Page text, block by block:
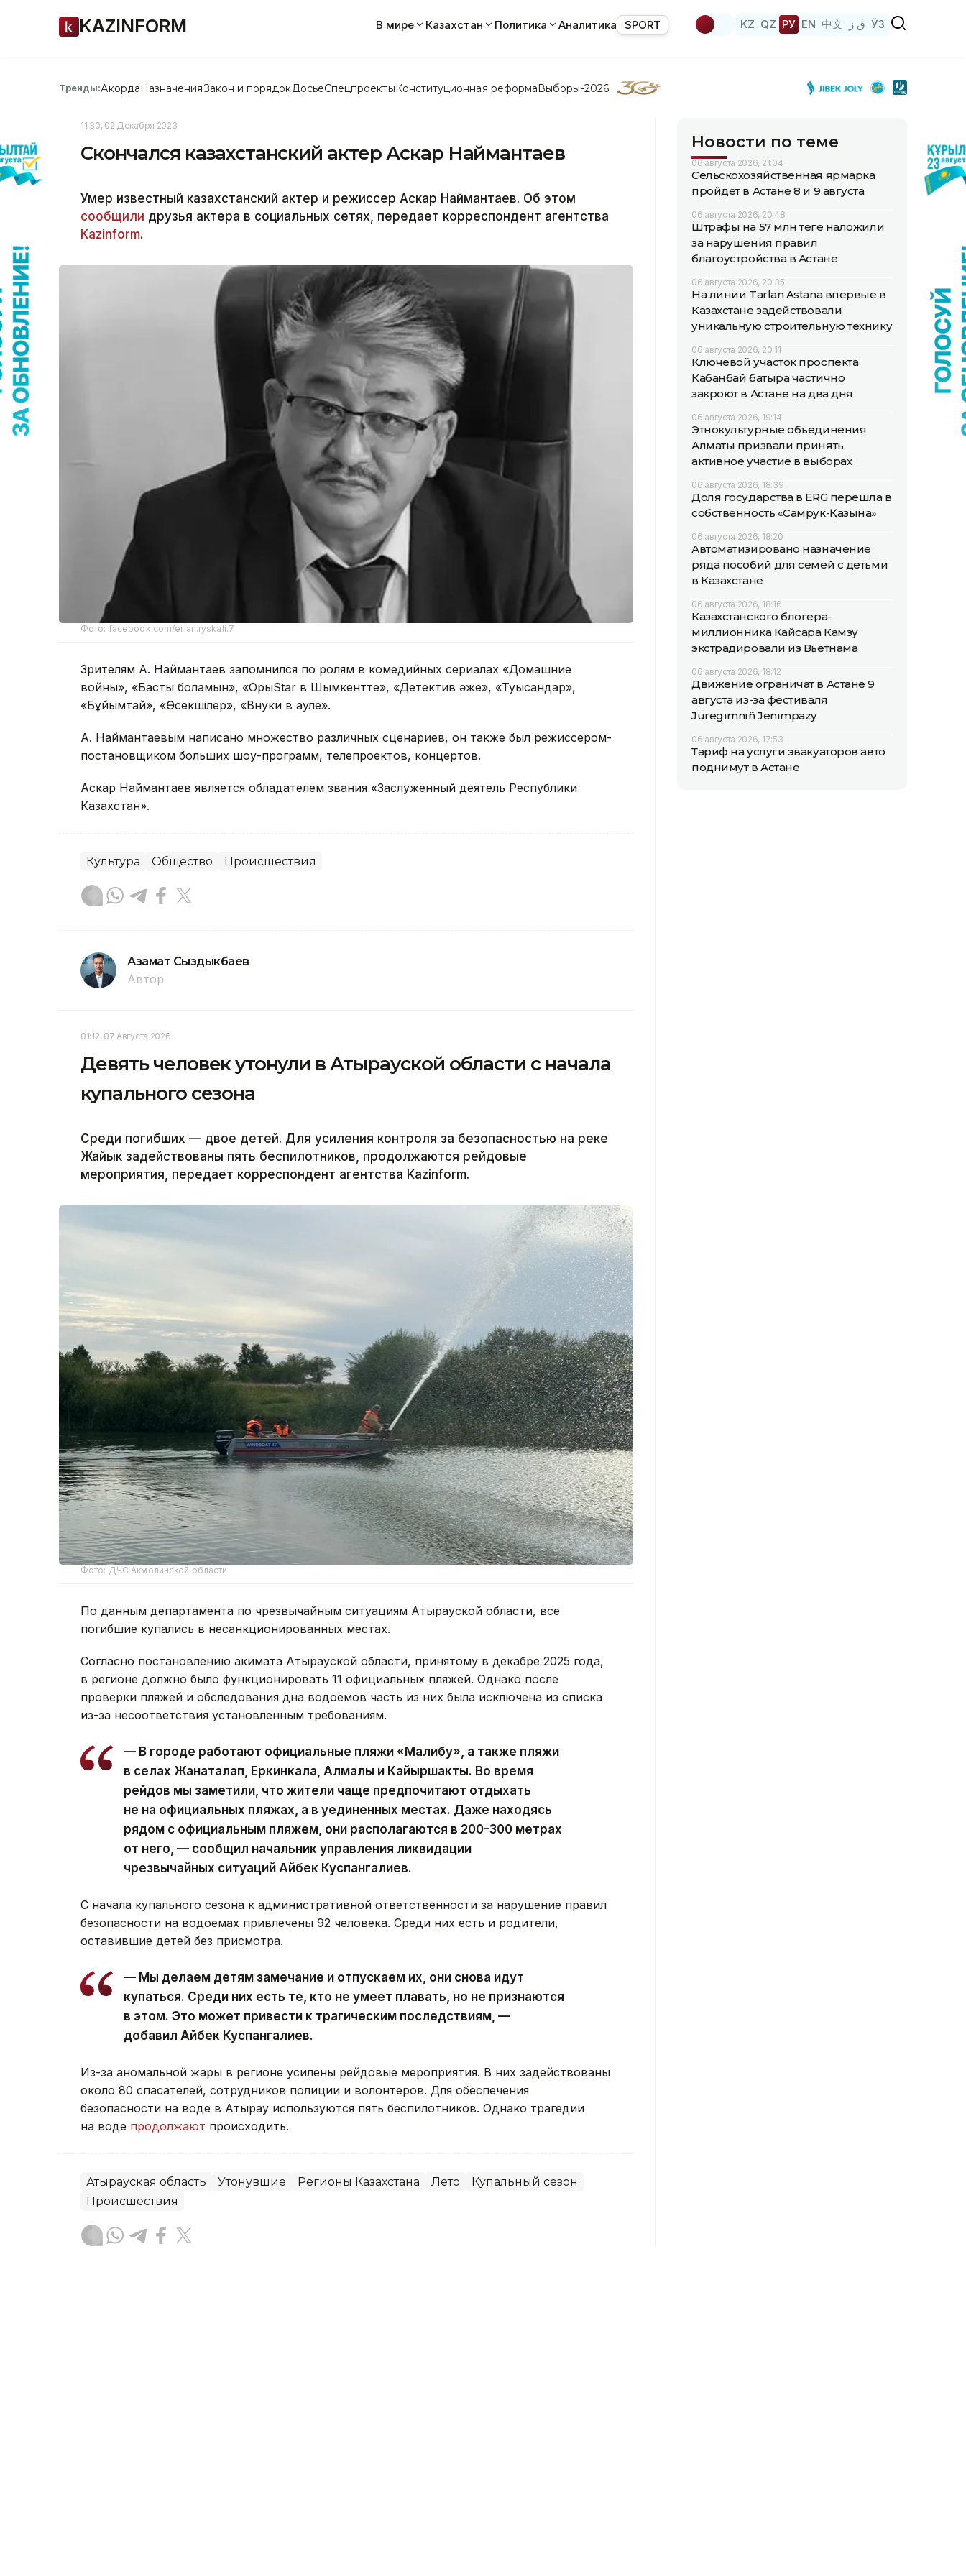
KAZINFORM В мире Казахстан Политика Аналитика SPORT KZ QZ РУ EN 中文 ق ز ЎЗ
Тренды:АкордаНазначенияЗакон и порядок ДосьеСпецпроектыКонституционная реформаВыборы-2026
11:30, 02 Декабря 2023
Скончался казахстанский актер Аскар Наймантаев
Умер известный казахстанский актер и режиссер Аскар Наймантаев. Об этом
сообщили друзья актера в социальных сетях, передает корреспондент агентства
Kazinform.
Фото: facebook.com/erlan.ryskali.7
Зрителям А. Наймантаев запомнился по ролям в комедийных сериалах «Домашние
войны», «Бастық боламын», «ОрыStar в Шымкентте», «Детектив әже», «Туысқандар»,
«Бұйымтай», «Өсекшілер», «Внуки в ауле».
А. Наймантаевым написано множество различных сценариев, он также был режиссером-
постановщиком больших шоу-программ, телепроектов, концертов.
Аскар Наймантаев является обладателем звания «Заслуженный деятель Республики
Казахстан».
Культура Общество Происшествия
Азамат Сыздыкбаев
Автор
01:12, 07 Августа 2026
Девять человек утонули в Атырауской области с начала
купального сезона
Среди погибших — двое детей. Для усиления контроля за безопасностью на реке
Жайык задействованы пять беспилотников, продолжаются рейдовые
мероприятия, передает корреспондент агентства Kazinform.
Фото: ДЧС Акмолинской области
По данным департамента по чрезвычайным ситуациям Атырауской области, все
погибшие купались в несанкционированных местах.
Согласно постановлению акимата Атырауской области, принятому в декабре 2025 года,
в регионе должно было функционировать 11 официальных пляжей. Однако после
проверки пляжей и обследования дна водоемов часть из них была исключена из списка
из-за несоответствия установленным требованиям.
— В городе работают официальные пляжи «Малибу», а также пляжи
в селах Жанаталап, Еркинкала, Алмалы и Кайыршакты. Во время
рейдов мы заметили, что жители чаще предпочитают отдыхать
не на официальных пляжах, а в уединенных местах. Даже находясь
рядом с официальным пляжем, они располагаются в 200-300 метрах
от него, — сообщил начальник управления ликвидации
чрезвычайных ситуаций Айбек Куспангалиев.
С начала купального сезона к административной ответственности за нарушение правил
безопасности на водоемах привлечены 92 человека. Среди них есть и родители,
оставившие детей без присмотра.
— Мы делаем детям замечание и отпускаем их, они снова идут
купаться. Среди них есть те, кто не умеет плавать, но не признаются
в этом. Это может привести к трагическим последствиям, —
добавил Айбек Куспангалиев.
Из-за аномальной жары в регионе усилены рейдовые мероприятия. В них задействованы
около 80 спасателей, сотрудников полиции и волонтеров. Для обеспечения
безопасности на воде в Атырау используются пять беспилотников. Однако трагедии
на воде продолжают происходить.
Атырауская область Утонувшие Регионы Казахстана Лето
Купальный сезон
Происшествия
Новости по теме
06 августа 2026, 21:04
Сельскохозяйственная ярмарка
пройдет в Астане 8 и 9 августа
06 августа 2026, 20:48
Штрафы на 57 млн теңге наложили
за нарушения правил
благоустройства в Астане
06 августа 2026, 20:35
На линии Tarlan Astana впервые в
Казахстане задействовали
уникальную строительную технику
06 августа 2026, 20:11
Ключевой участок проспекта
Кабанбай батыра частично
закроют в Астане на два дня
06 августа 2026, 19:14
Этнокультурные объединения
Алматы призвали принять
активное участие в выборах
06 августа 2026, 18:39
Доля государства в ERG перешла в
собственность «Самрук-Қазына»
06 августа 2026, 18:20
Автоматизировано назначение
ряда пособий для семей с детьми
в Казахстане
06 августа 2026, 18:16
Казахстанского блогера-
миллионника Кайсара Камзу
экстрадировали из Вьетнама
06 августа 2026, 18:12
Движение ограничат в Астане 9
августа из-за фестиваля
Jüregımnıñ Jenımpazy
06 августа 2026, 17:53
Тариф на услуги эвакуаторов авто
поднимут в Астане